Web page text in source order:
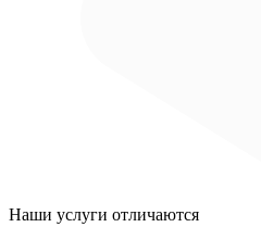
Наши услуги отличаются